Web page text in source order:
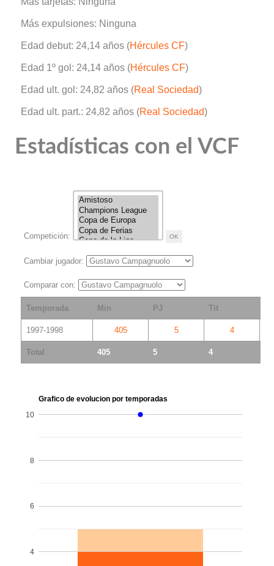
Más expulsiones: Ninguna
Edad debut: 24,14 años (Hércules CF)
Edad 1º gol: 24,14 años (Hércules CF)
Edad ult. gol: 24,82 años (Real Sociedad)
Edad ult. part.: 24,82 años (Real Sociedad)
Estadísticas con el VCF
Competición:
Cambiar jugador:
Comparar con:
Temporada Min PJ Tit
1997-1998 405 5 4
Total 405 5 4
Grafico de evolucion por temporadas
4
6
8
10